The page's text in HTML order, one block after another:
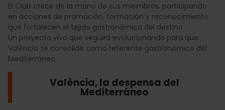
El Club crece de la mano de sus miembros, participando
en acciones de promoción, formación y reconocimiento
que fortalecen el tejido gastronómico del destino.
Un proyecto vivo que seguirá evolucionando para que
València se consolide como referente gastronómico del
Mediterráneo.
València, la despensa del
Mediterráneo